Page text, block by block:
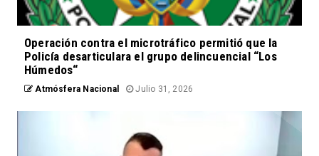
Operación contra el microtráfico permitió que la
Policía desarticulara el grupo delincuencial “Los
Húmedos“
Atmósfera Nacional Julio 31, 2026